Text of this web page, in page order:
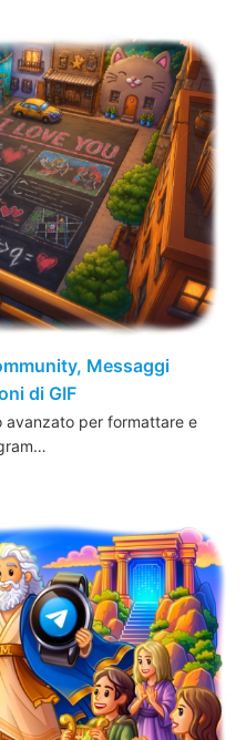
Messaggi
di GIF
avanzato per formattare e